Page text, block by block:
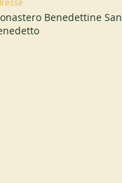
Benedettine San